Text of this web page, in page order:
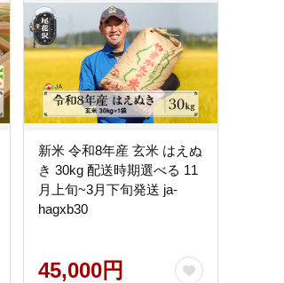
新米 令和8年産 玄米 はえぬ
き 30kg 配送時期選べる 11
月上旬~3月下旬発送 ja-
hagxb30
45,000円